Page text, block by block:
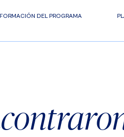
DEL PROGRAMA